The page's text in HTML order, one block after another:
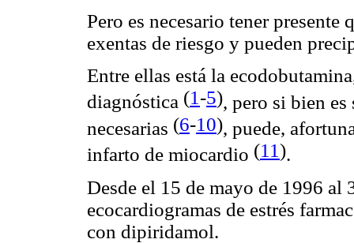
Pero es necesario tener presente
exentas de riesgo y pueden
Entre ellas está la
diagnóstica (1 -5), pero si bien es
necesarias (6-10), puede,
infarto de miocardio (11).
Desde el 15 de mayo de 1996 al
ecocardiogramas de estrés
con dipiridamol.